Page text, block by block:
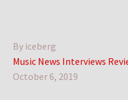
By iceberg
Music News Interviews
October 6, 2019